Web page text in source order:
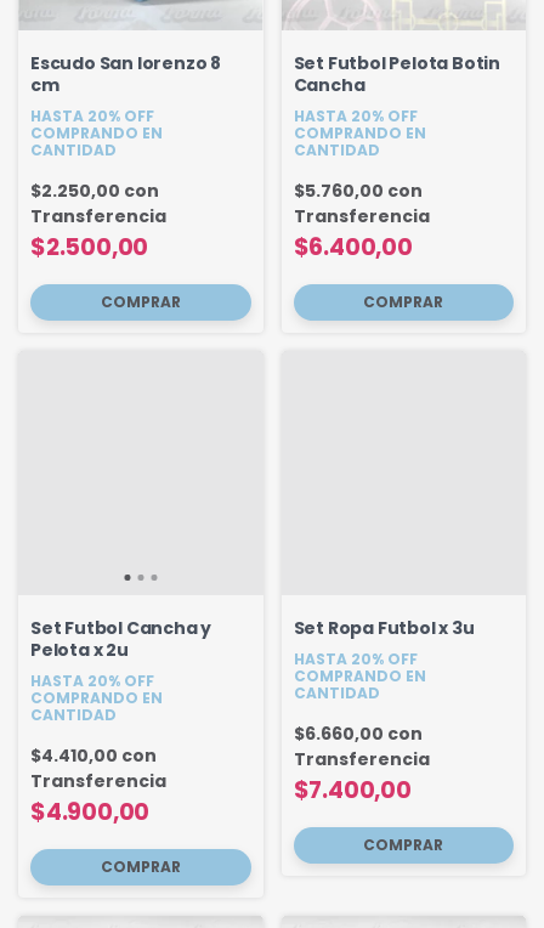
Escudo San lorenzo 8
cm
HASTA 20% OFF
COMPRANDO EN
CANTIDAD
$2.500,00
$2.250,00 con
Transferencia
Set Futbol Pelota Botin
Cancha
HASTA 20% OFF
COMPRANDO EN
CANTIDAD
$6.400,00
$5.760,00 con
Transferencia
Set Futbol Cancha y
Pelota x 2u
HASTA 20% OFF
COMPRANDO EN
CANTIDAD
$4.900,00
$4.410,00 con
Transferencia
Set Ropa Futbol x 3u
HASTA 20% OFF
COMPRANDO EN
CANTIDAD
$7.400,00
$6.660,00 con
Transferencia